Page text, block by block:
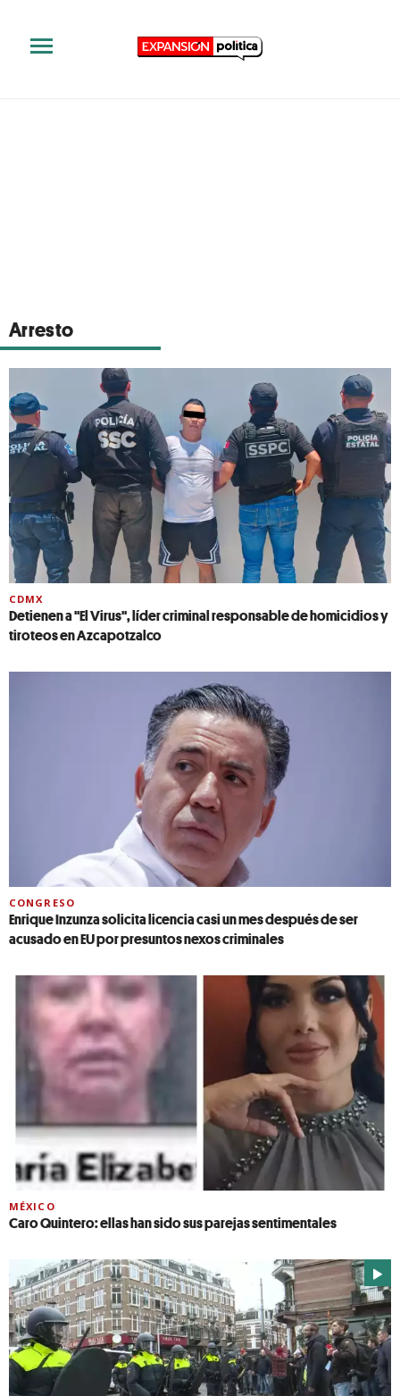
Arresto
CDMX
Detienen a ''El Virus'', líder criminal responsable de homicidios y
tiroteos en Azcapotzalco
CONGRESO
Enrique Inzunza solicita licencia casi un mes después de ser
acusado en EU por presuntos nexos criminales
MÉXICO
Caro Quintero: ellas han sido sus parejas sentimentales